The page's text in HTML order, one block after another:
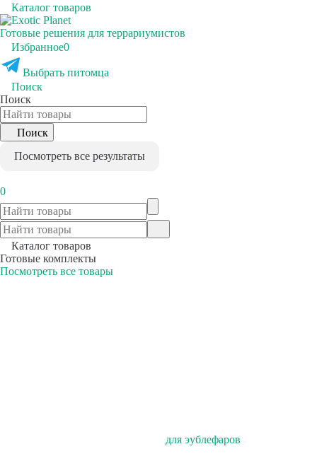
Каталог товаров
Готовые решения для террариумистов
Избранное0
Выбрать питомца
Поиск
Поиск
Поиск
Посмотреть все результаты
0
Каталог товаров
Готовые комплекты
Посмотреть все товары
для эублефаров